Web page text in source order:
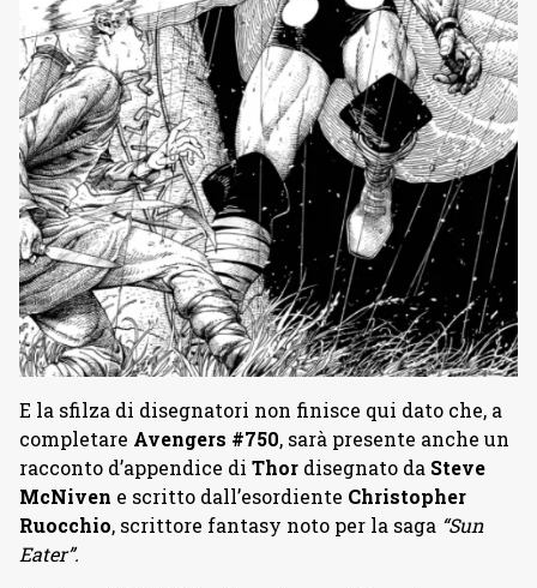
E la sfilza di disegnatori non finisce qui dato che, a
completare Avengers #750, sarà presente anche un
racconto d’appendice di Thor disegnato da Steve
McNiven e scritto dall’esordiente Christopher
Ruocchio, scrittore fantasy noto per la saga “Sun
Eater”.